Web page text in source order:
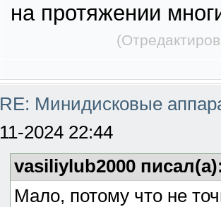
на протяжении
RE: Минидисковые
11-2024 22:44
vasiliylub2000
Мало, потому что не